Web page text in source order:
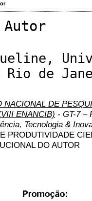
Rio de
NACIONAL DE
ENANCIB) - GT-7 –
Tecnologia &
PRODUTIVIDADE
DO AUTOR